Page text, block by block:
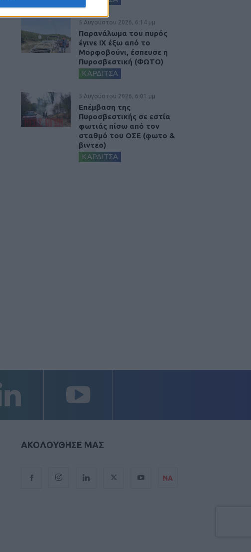
5 Αυγούστου 2026, 6:14 μμ
Παρανάλωμα του πυρός
έγινε ΙΧ έξω από το
Μορφοβούνι, έσπευσε η
Πυροσβεστική (ΦΩΤΟ)
ΚΑΡΔΙΤΣΑ
5 Αυγούστου 2026, 6:01 μμ
Επέμβαση της
Πυροσβεστικής σε εστία
φωτιάς πίσω από τον
σταθμό του ΟΣΕ (φωτο &
βιντεο)
ΚΑΡΔΙΤΣΑ
ΑΚΟΛΟΥΘΗΣΕ ΜΑΣ
ΝΑ